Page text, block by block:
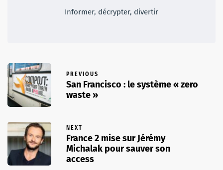
Informer, décrypter, divertir
PREVIOUS
San Francisco : le système « zero
waste »
NEXT
France 2 mise sur Jérémy
Michalak pour sauver son
access